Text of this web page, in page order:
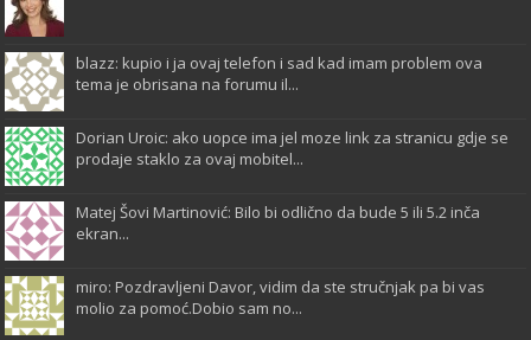
blazz: kupio i ja ovaj telefon i sad kad imam problem ova
tema je obrisana na forumu il...
Dorian Uroic: ako uopce ima jel moze link za stranicu gdje se
prodaje staklo za ovaj mobitel...
Matej Šovi Martinović: Bilo bi odlično da bude 5 ili 5.2 inča
ekran...
miro: Pozdravljeni Davor, vidim da ste stručnjak pa bi vas
molio za pomoć.Dobio sam no...